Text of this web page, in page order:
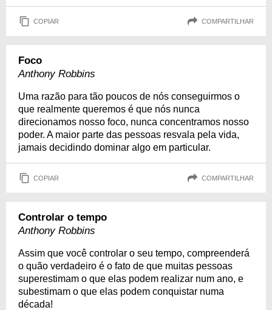
COPIAR COMPARTILHAR
Foco
Anthony Robbins
Uma razão para tão poucos de nós conseguirmos o
que realmente queremos é que nós nunca
direcionamos nosso foco, nunca concentramos nosso
poder. A maior parte das pessoas resvala pela vida,
jamais decidindo dominar algo em particular.
COPIAR COMPARTILHAR
Controlar o tempo
Anthony Robbins
Assim que você controlar o seu tempo, compreenderá
o quão verdadeiro é o fato de que muitas pessoas
superestimam o que elas podem realizar num ano, e
subestimam o que elas podem conquistar numa
década!